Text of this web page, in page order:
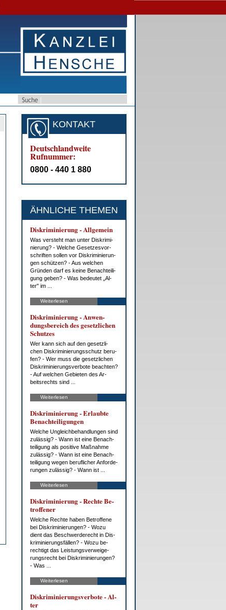
KONTAKT
Deutschlandweite
Rufnummer:
0800 - 440 1 880
ÄHNLICHE THEMEN
Dis­kri­mi­nie­rung - All­ge­mein
Was ver­steht man un­ter Dis­kri­mi­
nie­rung? - Wel­che Ge­set­zes­vor­
schrif­ten sol­len vor Dis­kri­mi­nie­run­
gen schüt­zen? - Aus wel­chen
Grün­den darf es kei­ne Be­nach­tei­li­
gung ge­ben? - Was be­deu­tet „Al­
ter" im ...
Weiterlesen
Dis­kri­mi­nie­rung - An­wen­
dungs­be­reich des ge­setz­li­chen
Schut­zes
Wer kann sich auf den ge­setz­li­
chen Dis­kri­mi­nie­rungs­schutz be­ru­
fen? - Wer muss die ge­setz­li­chen
Dis­kri­mi­nie­rungs­ver­bo­te be­ach­ten?
- Auf wel­chen Ge­bie­ten des Ar­
beits­rechts sind ...
Weiterlesen
Dis­kri­mi­nie­rung - Er­laub­te
Be­nach­tei­li­gun­gen
Wel­che Un­gleich­be­hand­lun­gen sind
zu­läs­sig? - Wann ist ei­ne Be­nach­
tei­li­gung als po­si­ti­ve Maß­nah­me
zu­läs­sig? - Wann ist ei­ne Be­nach­
tei­li­gung we­gen be­ruf­li­cher An­for­de­
run­gen zu­läs­sig? - Wann ist ...
Weiterlesen
Dis­kri­mi­nie­rung - Rech­te Be­
trof­fe­ner
Wel­che Rech­te ha­ben Be­trof­fe­ne
bei Dis­kri­mi­nie­run­gen? - Wo­zu
dient das Be­schwer­de­recht in Dis­
kri­mi­nie­rungs­fäl­len? - Wo­zu be­
rech­tigt das Leis­tungs­ver­wei­ge­
rungs­recht bei Dis­kri­mi­nie­run­gen?
- Was ...
Weiterlesen
Dis­kri­mi­nie­rungs­ver­bo­te - Al­
ter